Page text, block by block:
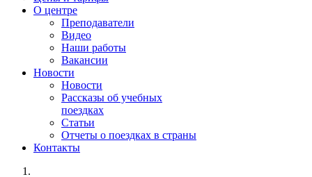
О центре
Преподаватели
Видео
Наши работы
Вакансии
Новости
Новости
Рассказы об учебных
поездках
Статьи
Отчеты о поездках в страны
Контакты